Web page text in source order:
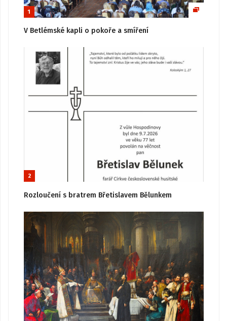
1
V Betlémské kapli o pokoře a smíření
2
Rozloučení s bratrem Břetislavem Bělunkem